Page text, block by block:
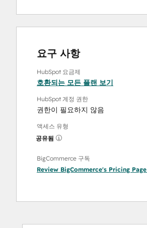
요구 사항
HubSpot 요금제
호환되는 모든 플랜 보기
HubSpot 계정 권한
권한이 필요하지 않음
액세스 유형
공유됨
BigCommerce 구독
Review BigCommerce's Pricing Page